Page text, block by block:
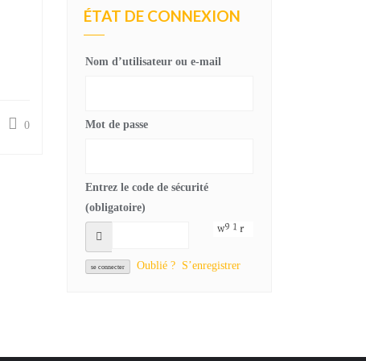
0
ÉTAT DE CONNEXION
Nom d’utilisateur ou e-mail
Mot de passe
Entrez le code de sécurité
(obligatoire)
Oublié ? S’enregistrer